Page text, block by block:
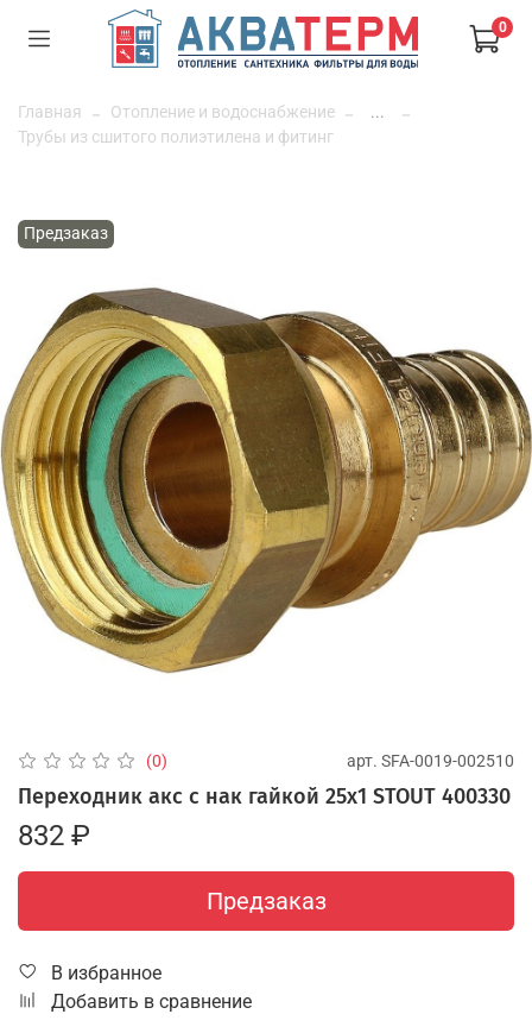
0
Главная Отопление и водоснабжение
...
Трубы из сшитого полиэтилена и фитинг
Предзаказ
(0) арт. SFA-0019-002510
Переходник акс с нак гайкой 25х1 STOUT 400330
832 ₽
Предзаказ
В избранное
Добавить в сравнение